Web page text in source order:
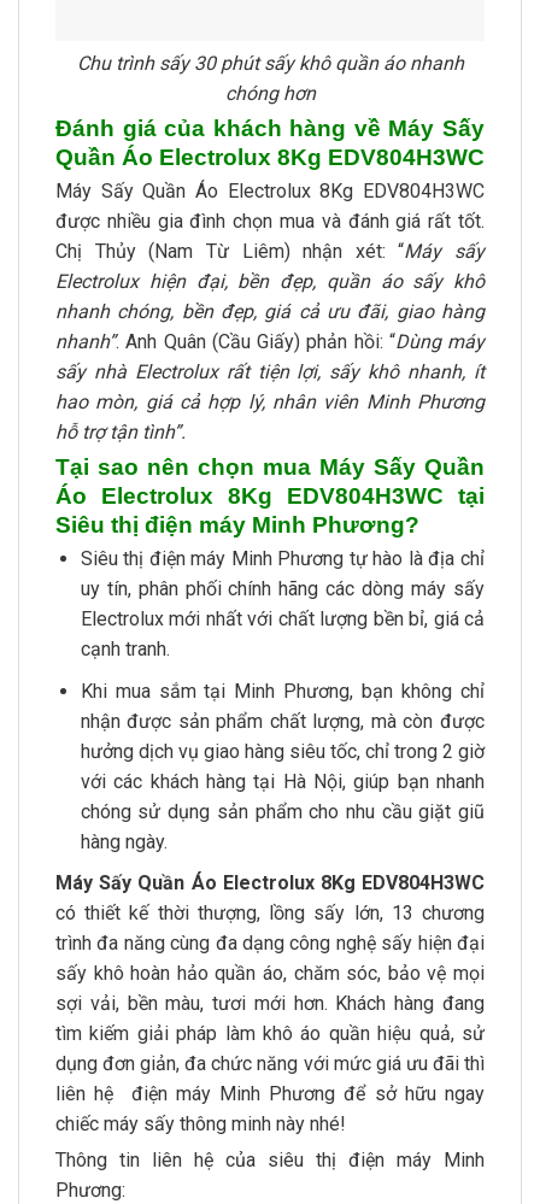
Chu trình sấy 30 phút sấy khô quần áo nhanh
chóng hơn
Đánh giá của khách hàng về Máy Sấy
Quần Áo Electrolux 8Kg EDV804H3WC
Máy Sấy Quần Áo Electrolux 8Kg EDV804H3WC
được nhiều gia đình chọn mua và đánh giá rất tốt.
Chị Thủy (Nam Từ Liêm) nhận xét: “Máy sấy
Electrolux hiện đại, bền đẹp, quần áo sấy khô
nhanh chóng, bền đẹp, giá cả ưu đãi, giao hàng
nhanh”. Anh Quân (Cầu Giấy) phản hồi: “Dùng máy
sấy nhà Electrolux rất tiện lợi, sấy khô nhanh, ít
hao mòn, giá cả hợp lý, nhân viên Minh Phương
hỗ trợ tận tình”.
Tại sao nên chọn mua Máy Sấy Quần
Áo Electrolux 8Kg EDV804H3WC tại
Siêu thị điện máy Minh Phương?
Siêu thị điện máy Minh Phương tự hào là địa chỉ
uy tín, phân phối chính hãng các dòng máy sấy
Electrolux mới nhất với chất lượng bền bỉ, giá cả
cạnh tranh.
Khi mua sắm tại Minh Phương, bạn không chỉ
nhận được sản phẩm chất lượng, mà còn được
hưởng dịch vụ giao hàng siêu tốc, chỉ trong 2 giờ
với các khách hàng tại Hà Nội, giúp bạn nhanh
chóng sử dụng sản phẩm cho nhu cầu giặt giũ
hàng ngày.
Máy Sấy Quần Áo Electrolux 8Kg EDV804H3WC
có thiết kế thời thượng, lồng sấy lớn, 13 chương
trình đa năng cùng đa dạng công nghệ sấy hiện đại
sấy khô hoàn hảo quần áo, chăm sóc, bảo vệ mọi
sợi vải, bền màu, tươi mới hơn. Khách hàng đang
tìm kiếm giải pháp làm khô áo quần hiệu quả, sử
dụng đơn giản, đa chức năng với mức giá ưu đãi thì
liên hệ điện máy Minh Phương để sở hữu ngay
chiếc máy sấy thông minh này nhé!
Thông tin liên hệ của siêu thị điện máy Minh
Phương: